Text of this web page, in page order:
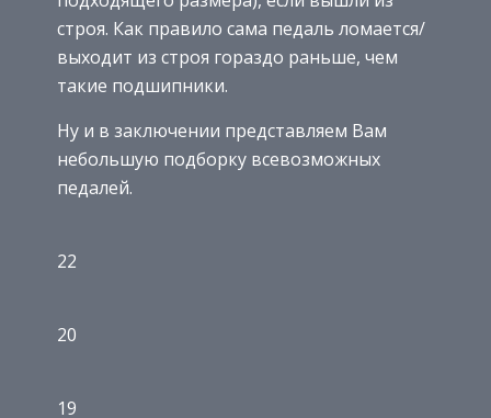
строя. Как правило сама педаль ломается/
выходит из строя гораздо раньше, чем
такие подшипники.
Ну и в заключении представляем Вам
небольшую подборку всевозможных
педалей.
22
20
19